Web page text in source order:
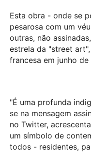
Esta obra - onde se
pesarosa com um
outras, não
estrela da "street
francesa em junho de
"É uma profunda
se na mensagem
no Twitter,
um símbolo de
todos - residentes,